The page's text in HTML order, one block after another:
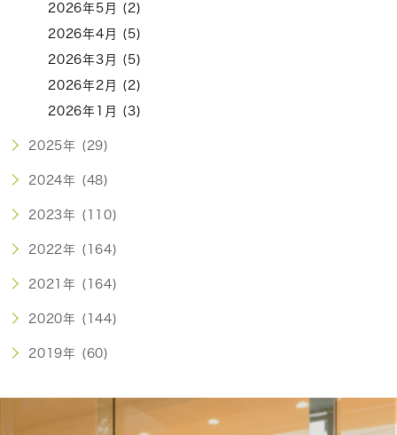
2026年5月 (2)
2026年4月 (5)
2026年3月 (5)
2026年2月 (2)
2026年1月 (3)
2025年 (29)
2024年 (48)
2023年 (110)
2022年 (164)
2021年 (164)
2020年 (144)
2019年 (60)